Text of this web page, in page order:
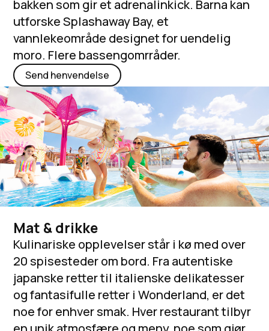
bakken som gir et adrenalinkick. Barna kan
utforske Splashaway Bay, et
vannlekeområde designet for uendelig
moro. Flere bassengomrråder.
Send henvendelse
Mat & drikke
Kulinariske opplevelser står i kø med over
20 spisesteder om bord. Fra autentiske
japanske retter til italienske delikatesser
og fantasifulle retter i Wonderland, er det
noe for enhver smak. Hver restaurant tilbyr